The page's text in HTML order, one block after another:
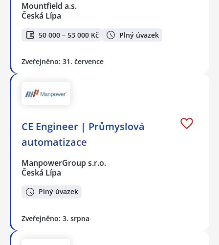
Mountfield a.s.
Česká Lípa
50 000 – 53 000 Kč Plný úvazek
Zveřejněno: 31. července
CE Engineer | Průmyslová
automatizace
ManpowerGroup s.r.o.
Česká Lípa
Plný úvazek
Zveřejněno: 3. srpna